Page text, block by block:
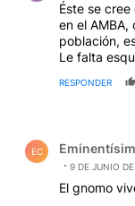
Éste se
en el
población,
Le falta
RESPONDER
EC
9 DE JUNIO
El gnomo